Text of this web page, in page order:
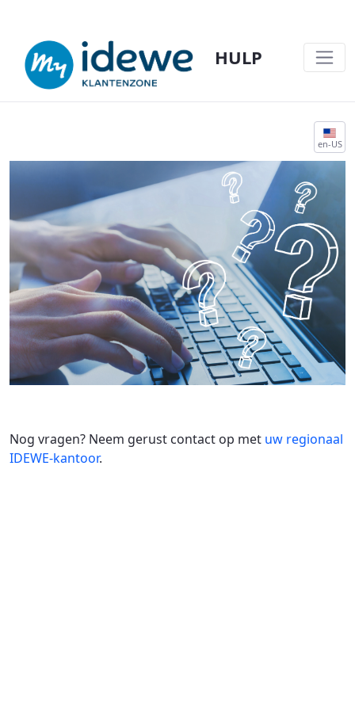
HULP
en-US
Nog vragen? Neem gerust contact op met uw regionaal
IDEWE-kantoor.